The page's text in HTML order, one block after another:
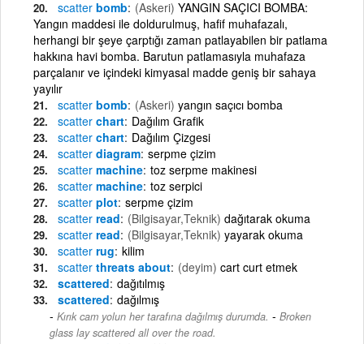
scatter bomb (Askeri) YANGIN SAÇICI BOMBA:
Yangın maddesi ile doldurulmuş, hafif muhafazalı,
herhangi bir şeye çarptığı zaman patlayabilen bir patlama
hakkına havi bomba. Barutun patlamasıyla muhafaza
parçalanır ve içindeki kimyasal madde geniş bir sahaya
yayılır
scatter bomb (Askeri) yangın saçıcı bomba
scatter chart Dağılım Grafik
scatter chart Dağılım Çizgesi
scatter diagram serpme çizim
scatter machine toz serpme makinesi
scatter machine toz serpici
scatter plot serpme çizim
scatter read (Bilgisayar,Teknik) dağıtarak okuma
scatter read (Bilgisayar,Teknik) yayarak okuma
scatter rug kilim
scatter threats about (deyim) cart curt etmek
scattered dağıtılmış
scattered dağılmış
Kırık cam yolun her tarafına dağılmış durumda. - Broken
glass lay scattered all over the road.